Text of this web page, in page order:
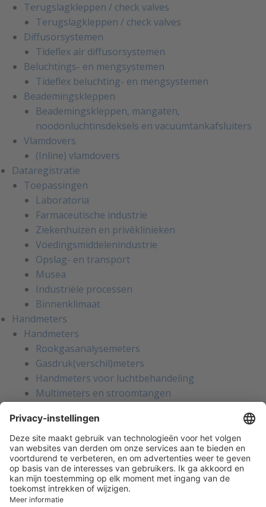
Terugslagkleppen / check valves
Terugslagkleppen / check valves
Diffusorsystemen
Tideflex air diffusorsystemen
Beluchtings- en mengsystemen
Tideflex beluchting- en mengsystemen
Beademingskleppen
Beademingskleppen, mangaten,
noodonluchtinsdeksels en vacuümtankafsluiters
Vlamdovers
(Inline) vlamdovers
Dataregistratie
Toepassingen
Laboratoria
Farmaceutische industrie
Ziekenhuizen en privéklinieken
Voedingsmiddelenindustrie
Opslag- en transport
Musea
Industriële processen
Binnenklimaat
Handmeters
Handmeters
Rookgasanalysemeters
Gasdruk(verschil)meters
Handmeters voor luchtbehandeling
Multimeters en stroomtangen
Apparatentesters voor NEN-3140
Handmeters voor koeltechniek
Inregelinstrumenten voor water
Gaslekzoekers
Persoonlijke bescherming
Warmtebeeldcamera's